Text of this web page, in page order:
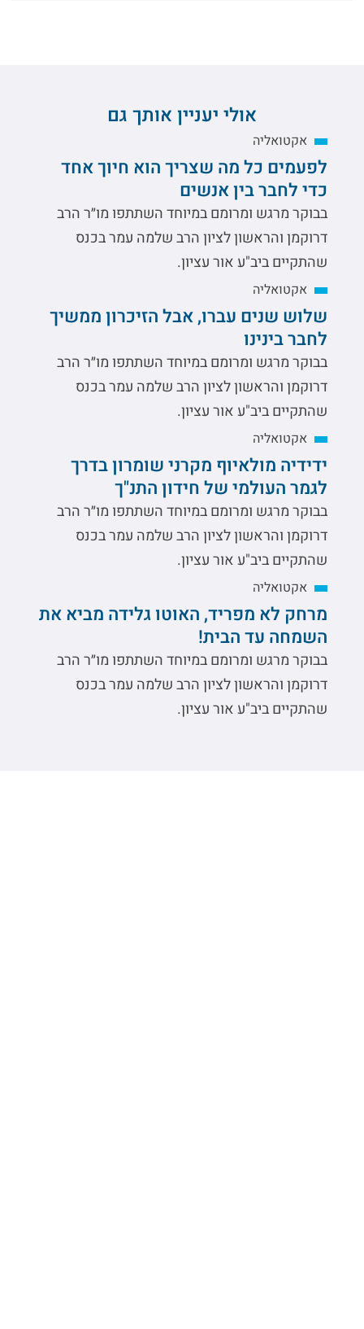
אולי יעניין אותך גם
אקטואליה
לפעמים כל מה שצריך הוא חיוך אחד
כדי לחבר בין אנשים
בבוקר מרגש ומרומם במיוחד השתתפו מו״ר הרב
דרוקמן והראשון לציון הרב שלמה עמר בכנס
שהתקיים ביב"ע אור עציון.
אקטואליה
שלוש שנים עברו, אבל הזיכרון ממשיך
לחבר בינינו
בבוקר מרגש ומרומם במיוחד השתתפו מו״ר הרב
דרוקמן והראשון לציון הרב שלמה עמר בכנס
שהתקיים ביב"ע אור עציון.
אקטואליה
ידידיה מולאיוף מקרני שומרון בדרך
לגמר העולמי של חידון התנ"ך
בבוקר מרגש ומרומם במיוחד השתתפו מו״ר הרב
דרוקמן והראשון לציון הרב שלמה עמר בכנס
שהתקיים ביב"ע אור עציון.
אקטואליה
מרחק לא מפריד, האוטו גלידה מביא את
השמחה עד הבית!
בבוקר מרגש ומרומם במיוחד השתתפו מו״ר הרב
דרוקמן והראשון לציון הרב שלמה עמר בכנס
שהתקיים ביב"ע אור עציון.